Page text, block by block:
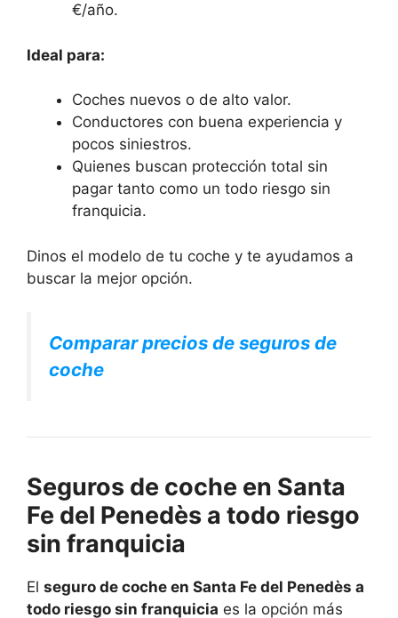
€/año.
Ideal para:
Coches nuevos o de alto valor.
Conductores con buena experiencia y
pocos siniestros.
Quienes buscan protección total sin
pagar tanto como un todo riesgo sin
franquicia.
Dinos el modelo de tu coche y te ayudamos a
buscar la mejor opción.
Comparar precios de seguros de
coche
Seguros de coche en Santa
Fe del Penedès a todo riesgo
sin franquicia
El seguro de coche en Santa Fe del Penedès a
todo riesgo sin franquicia es la opción más